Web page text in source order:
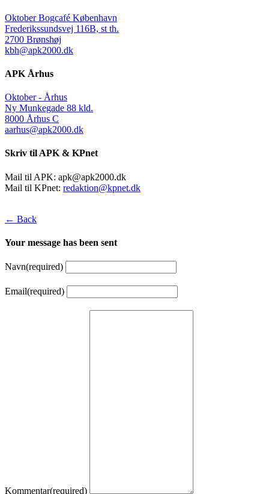
Oktober Bogcafé København
Frederikssundsvej 116B, st th.
2700 Brønshøj
kbh@apk2000.dk
APK Århus
Oktober - Århus
Ny Munkegade 88 kld.
8000 Århus C
aarhus@apk2000.dk
Skriv til APK & KPnet
Mail til APK: apk@apk2000.dk
Mail til KPnet: redaktion@kpnet.dk
← Back
Your message has been sent
Navn(required)
Email(required)
Kommentar(required)